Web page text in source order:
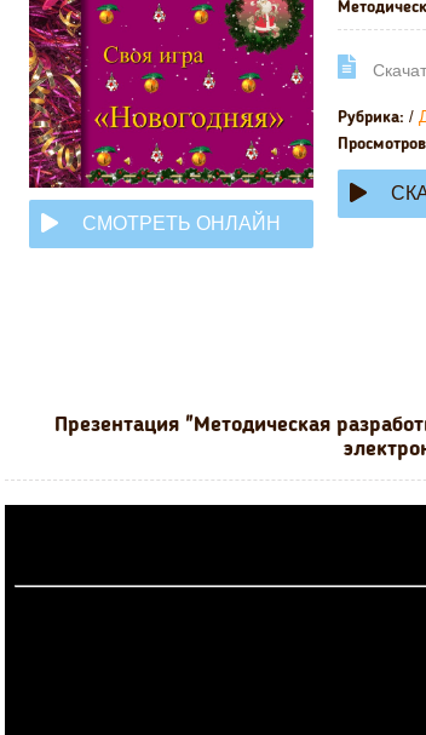
СМОТРЕТЬ ОНЛАЙН
Рубрика: /
Презентация "Методическая